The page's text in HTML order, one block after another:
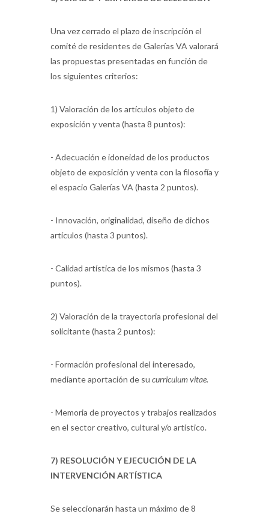
Una vez cerrado el plazo de inscripción el
comité de residentes de Galerías VA valorará
las propuestas presentadas en función de
los siguientes criterios:
1) Valoración de los artículos objeto de
exposición y venta (hasta 8 puntos):
- Adecuación e idoneidad de los productos
objeto de exposición y venta con la filosofía y
el espacio Galerías VA (hasta 2 puntos).
- Innovación, originalidad, diseño de dichos
artículos (hasta 3 puntos).
- Calidad artística de los mismos (hasta 3
puntos).
2) Valoración de la trayectoria profesional del
solicitante (hasta 2 puntos):
- Formación profesional del interesado,
mediante aportación de su curriculum vitae.
- Memoria de proyectos y trabajos realizados
en el sector creativo, cultural y/o artístico.
7) RESOLUCIÓN Y EJECUCIÓN DE LA
INTERVENCIÓN ARTÍSTICA
Se seleccionarán hasta un máximo de 8